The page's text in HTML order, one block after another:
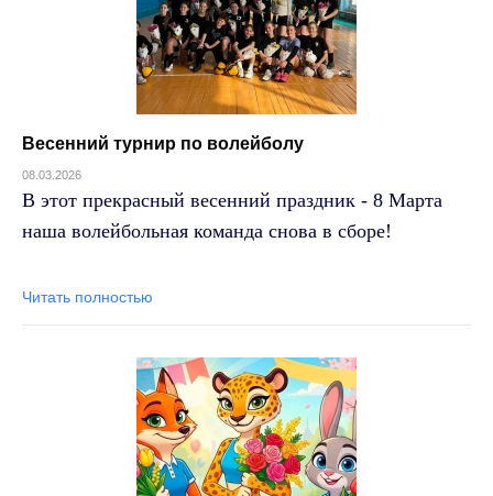
Весенний турнир по волейболу
08.03.2026
В этот прекрасный весенний праздник - 8 Марта
наша волейбольная команда снова в сборе!
Читать полностью